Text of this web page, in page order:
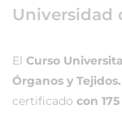
Universidad
El Curso
Órganos y
certificado con